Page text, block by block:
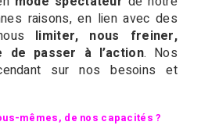
raisons, en lien avec des
limiter, nous freiner,
passer à l’action. Nos
sur nos besoins et
mêmes, de nos capacités ?